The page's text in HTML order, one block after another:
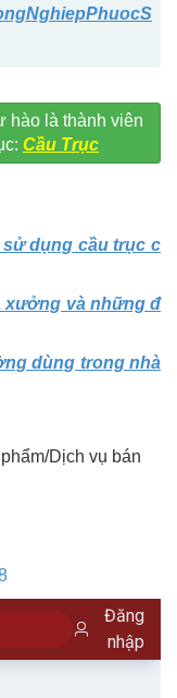
hào là thành viên
Cầu Trục
dụng cầu trục c
xưởng và những đ
dùng trong nhà
Dịch vụ bán